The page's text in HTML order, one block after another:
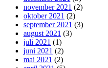
november 2021 (2)
oktober 2021 (2)
september 2021 (3)
august 2021 (3)
juli 2021 (1)
juni 2021 (2)
mai 2021 (2)